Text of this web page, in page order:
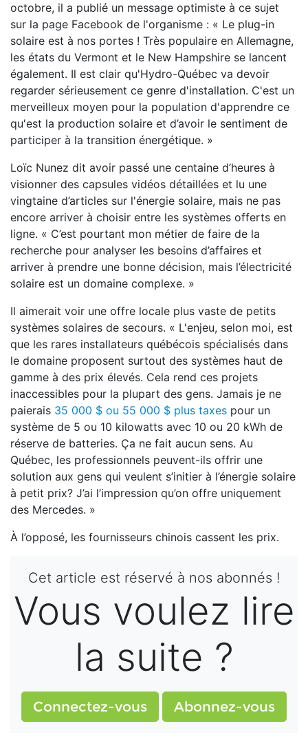
octobre, il a publié un message optimiste à ce sujet
sur la page Facebook de l'organisme : « Le plug-in
solaire est à nos portes ! Très populaire en Allemagne,
les états du Vermont et le New Hampshire se lancent
également. Il est clair qu'Hydro-Québec va devoir
regarder sérieusement ce genre d'installation. C'est un
merveilleux moyen pour la population d'apprendre ce
qu'est la production solaire et d’avoir le sentiment de
participer à la transition énergétique. »
Loïc Nunez dit avoir passé une centaine d’heures à
visionner des capsules vidéos détaillées et lu une
vingtaine d’articles sur l'énergie solaire, mais ne pas
encore arriver à choisir entre les systèmes offerts en
ligne. « C’est pourtant mon métier de faire de la
recherche pour analyser les besoins d’affaires et
arriver à prendre une bonne décision, mais l’électricité
solaire est un domaine complexe. »
Il aimerait voir une offre locale plus vaste de petits
systèmes solaires de secours. « L'enjeu, selon moi, est
que les rares installateurs québécois spécialisés dans
le domaine proposent surtout des systèmes haut de
gamme à des prix élevés. Cela rend ces projets
inaccessibles pour la plupart des gens. Jamais je ne
paierais 35 000 $ ou 55 000 $ plus taxes pour un
système de 5 ou 10 kilowatts avec 10 ou 20 kWh de
réserve de batteries. Ça ne fait aucun sens. Au
Québec, les professionnels peuvent-ils offrir une
solution aux gens qui veulent s’initier à l’énergie solaire
à petit prix? J’ai l’impression qu’on offre uniquement
des Mercedes. »
À l’opposé, les fournisseurs chinois cassent les prix.
Cet article est réservé à nos abonnés !
Vous voulez lire
la suite ?
Connectez-vous Abonnez-vous